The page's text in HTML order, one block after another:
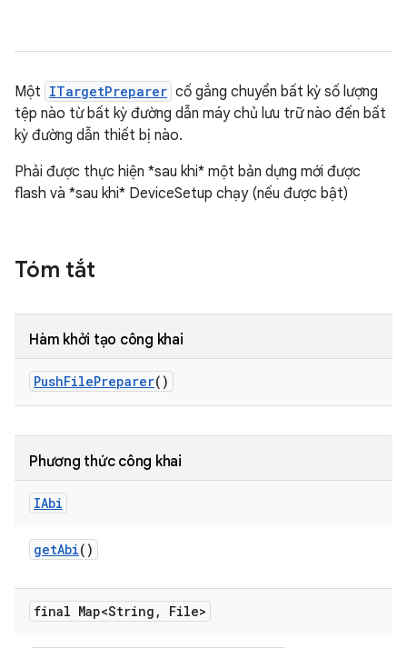
Một ITargetPreparer cố gắng chuyển bất kỳ số lượng
tệp nào từ bất kỳ đường dẫn máy chủ lưu trữ nào đến bất
kỳ đường dẫn thiết bị nào.
Phải được thực hiện *sau khi* một bản dựng mới được
flash và *sau khi* DeviceSetup chạy (nếu được bật)
Tóm tắt
Hàm khởi tạo công khai
PushFilePreparer()
Phương thức công khai
IAbi
getAbi()
final Map<String , File>